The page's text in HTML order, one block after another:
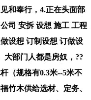
和奉行，4.正在头面部
司 安拆 设想 施工 工程
设想 订制设想 订做设
大部门人都是房奴，??
（规格有0.3米--5米不
竹木供给选材、定务、